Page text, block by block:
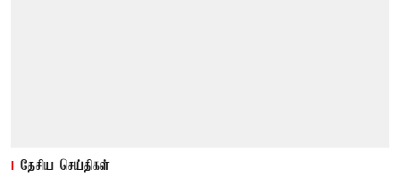
தேசிய செய்திகள்